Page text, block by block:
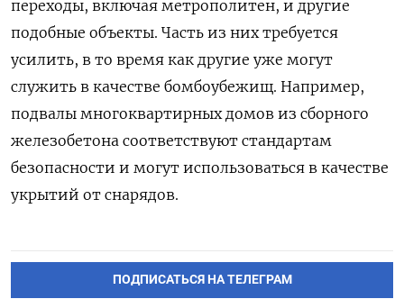
переходы, включая метрополитен, и другие
подобные объекты. Часть из них требуется
усилить, в то время как другие уже могут
служить в качестве бомбоубежищ. Например,
подвалы многоквартирных домов из сборного
железобетона соответствуют стандартам
безопасности и могут использоваться в качестве
укрытий от снарядов.
ПОДПИСАТЬСЯ НА ТЕЛЕГРАМ